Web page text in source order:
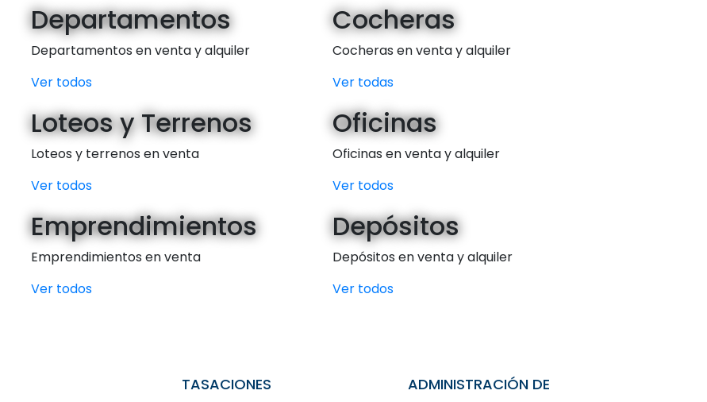
Departamentos
Departamentos en venta y alquiler
Ver todos
Cocheras
Cocheras en venta y alquiler
Ver todas
Loteos y Terrenos
Loteos y terrenos en venta
Ver todos
Oficinas
Oficinas en venta y alquiler
Ver todos
Emprendimientos
Emprendimientos en venta
Ver todos
Depósitos
Depósitos en venta y alquiler
Ver todos
TASACIONES
ADMINISTRACIÓN DE